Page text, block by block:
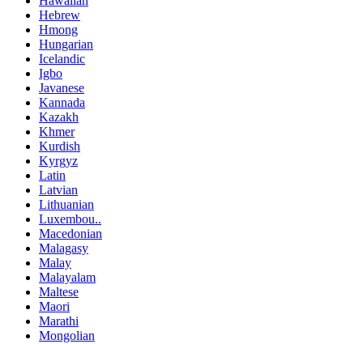
Hebrew
Hmong
Hungarian
Icelandic
Igbo
Javanese
Kannada
Kazakh
Khmer
Kurdish
Kyrgyz
Latin
Latvian
Lithuanian
Luxembou..
Macedonian
Malagasy
Malay
Malayalam
Maltese
Maori
Marathi
Mongolian